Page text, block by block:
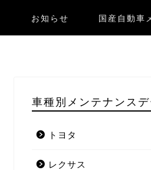
お知らせ 国産自動車
車種別メンテナンスデ
トヨタ
レクサス